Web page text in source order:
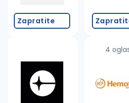
promenite odabrane
Zapratite
4